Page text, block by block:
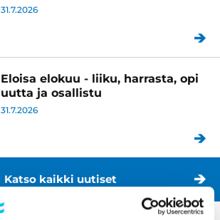
31.7.2026
Eloisa elokuu - liiku, harrasta, opi
uutta ja osallistu
31.7.2026
Katso kaikki uutiset